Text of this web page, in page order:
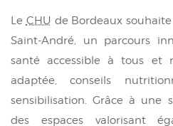
Le CHU de Bordeaux
Saint-André, un parcours
santé accessible à tous et
adaptée, conseils
sensibilisation. Grâce à une
des espaces valorisant